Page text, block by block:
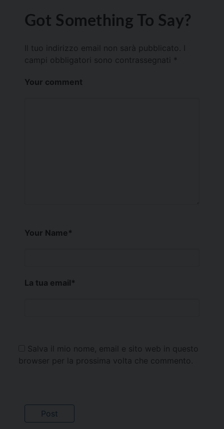
Got Something To Say?
Il tuo indirizzo email non sarà pubblicato.
campi obbligatori sono contrassegnati *
Your comment
Your Name*
La tua email*
Salva il mio nome, email e sito web in questo
browser per la prossima volta che commento.